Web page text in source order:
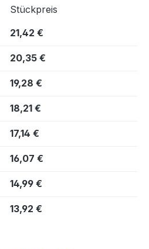
Stückpreis
21,42 €
20,35 €
19,28 €
18,21 €
17,14 €
16,07 €
14,99 €
13,92 €